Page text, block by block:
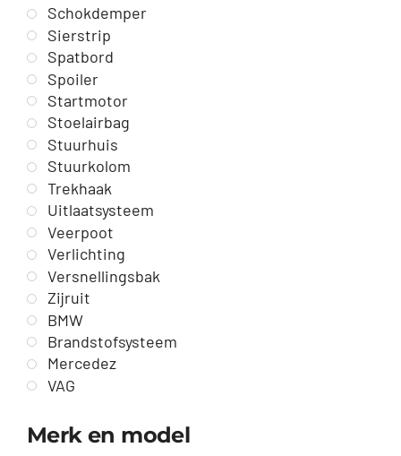
Schokdemper
Sierstrip
Spatbord
Spoiler
Startmotor
Stoelairbag
Stuurhuis
Stuurkolom
Trekhaak
Uitlaatsysteem
Veerpoot
Verlichting
Versnellingsbak
Zijruit
BMW
Brandstofsysteem
Mercedez
VAG
Merk en model